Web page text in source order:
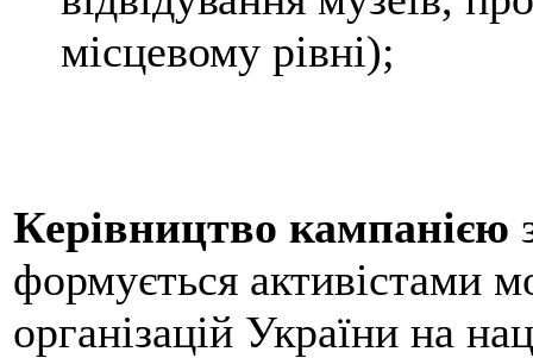
місцевому рівні);
Керівництво кампанією
формується активістами
організацій України на